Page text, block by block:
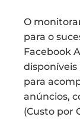
O
para o
Facebook
disponíveis
para
anúncios,
(Custo por